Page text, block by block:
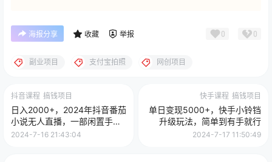
海报分享 收藏 举报 0 0
副业项目 支付宝拍照 网创项目
抖音课程 搞钱项目
日入2000+，2024年抖音番茄
小说无人直播，一部闲置手
机、电脑就可以轻松搞定，简
2024-7-16 21:43:04
快手课程 搞钱项目
单日变现5000+，快手小铃铛
升级玩法，简单到有手就行
2024-7-17 11:50:49